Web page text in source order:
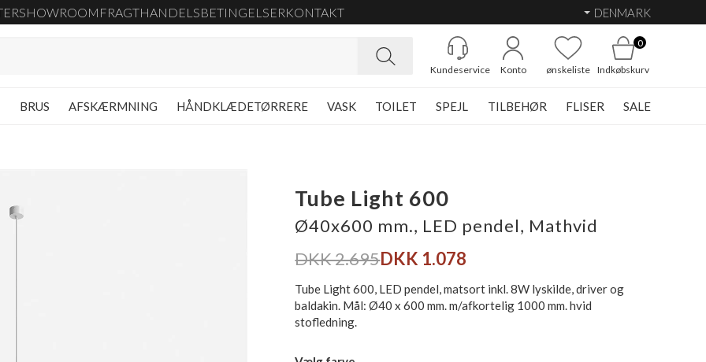
SHOWROOM FRAGTHANDELSBETINGELSERKONTAKT DENMARK
Kundeservice Konto ønskeliste
0
Indkøbskurv
BRUS AFSKÆRMNING HÅNDKLÆDETØRRERE VASK TOILET SPEJL TILBEHØR FLISER SALE
Tube Light 600
Ø40x600 mm., LED pendel, Mathvid
DKK 2.695DKK 1.078
Tube Light 600, LED pendel, matsort inkl. 8W lyskilde, driver og
baldakin. Mål: Ø40 x 600 mm. m/afkortelig 1000 mm. hvid
stofledning.